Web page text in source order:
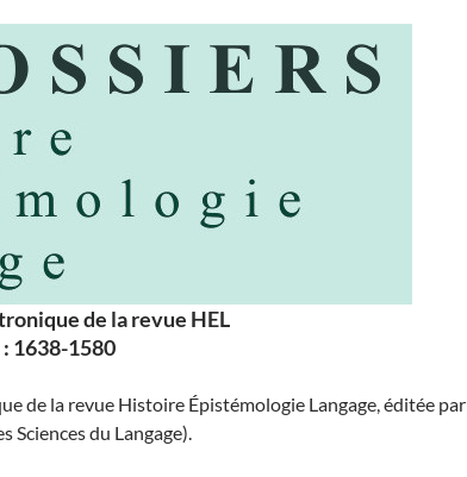
de la revue HEL
: 1638-1580
de la revue Histoire Épistémologie Langage, éditée par
Sciences du Langage).